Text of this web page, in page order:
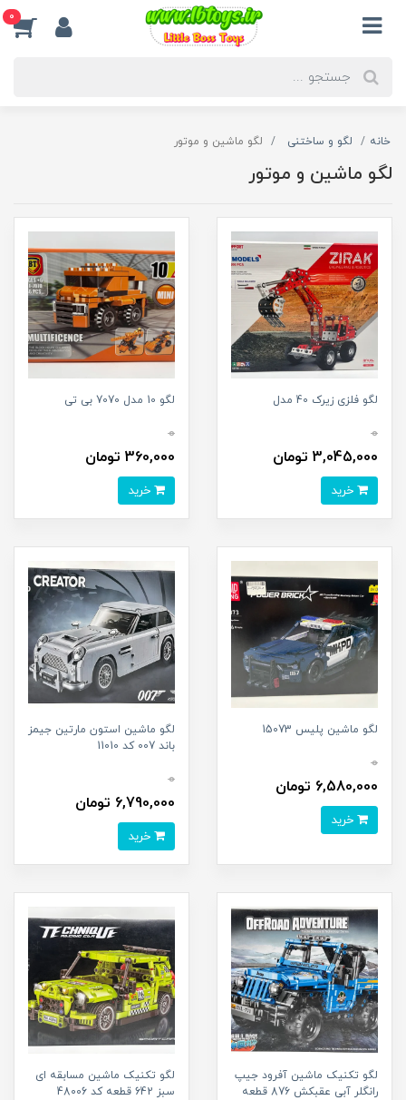
0
خانه لگو و ساختنی لگو ماشین و موتور
لگو ماشین و موتور
لگو فلزی زیرک 40 مدل
0
3,045,000 تومان
لگو 10 مدل 7070 بی تی
0
360,000 تومان
لگو ماشین پلیس 15073
0
6,580,000 تومان
لگو ماشین استون مارتین جیمز
باند 007 کد 11010
0
6,790,000 تومان
لگو تکنیک ماشین آفرود جیپ
رانگلر آبی عقبکش 876 قطعه
لگو تکنیک ماشین مسابقه ای
سبز 642 قطعه کد 48006